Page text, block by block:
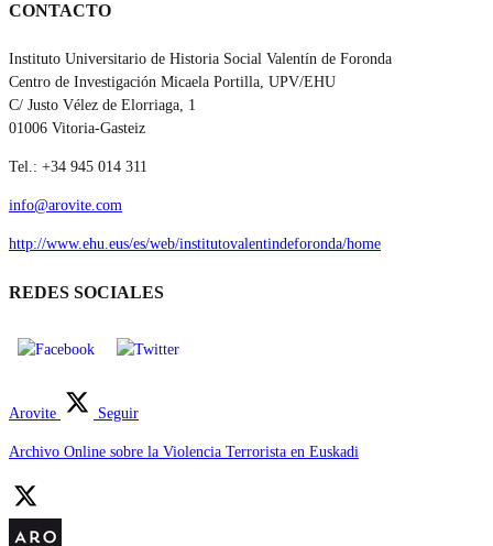
CONTACTO
Instituto Universitario de Historia Social Valentín de Foronda
Centro de Investigación Micaela Portilla, UPV/EHU
C/ Justo Vélez de Elorriaga, 1
01006 Vitoria-Gasteiz
Tel.: +34 945 014 311
info@arovite.com
http://www.ehu.eus/es/web/institutovalentindeforonda/home
REDES SOCIALES
Arovite Seguir
Archivo Online sobre la Violencia Terrorista en Euskadi